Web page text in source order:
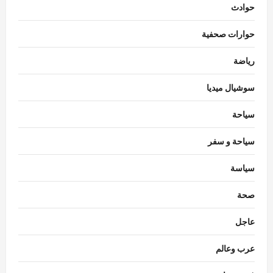
حوادث
حوارات صحفية
رياضة
سوشيال ميديا
سياحة
سياحة و سفر
سياسة
صحة
عاجل
عرب وعالم
3